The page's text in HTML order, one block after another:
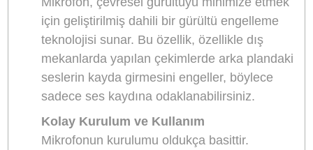
çeker. Bu küçük lavalier mikrofon, özellikle vlog
çekimleri, YouTube videoları, canlı yayınlar,
röportajlar ve dış mekan çekimlerinde yüksek
kaliteli ses yakalamak için tasarlanmıştır.
mikrofonların taşıma ve kullanım zorluklarına
verenUlanzi A30, kablosuz iletişim
özgürlük sunar. Mikrofonun küçük boyutu, onu